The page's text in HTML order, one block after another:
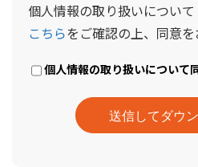
個人情報の取り扱いについて
こちらをご確認の上、同意を
個人情報の取り扱いについて